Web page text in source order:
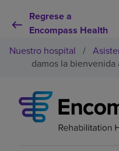
Regrese a
Encompass Health
Por qué debe elegirnos
Servicios de rehabilitación
Nuestro hospital /
damos la